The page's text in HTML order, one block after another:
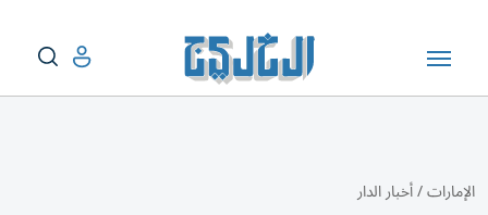
الإمارات/أخبار الدار